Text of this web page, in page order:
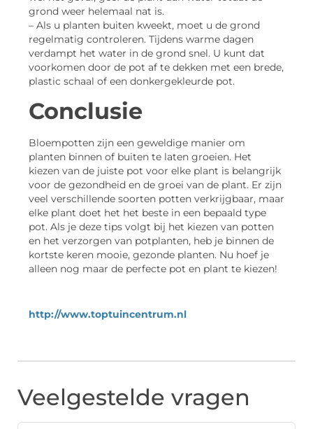
grond weer helemaal nat is.
– Als u planten buiten kweekt, moet u de grond
regelmatig controleren. Tijdens warme dagen
verdampt het water in de grond snel. U kunt dat
voorkomen door de pot af te dekken met een brede,
plastic schaal of een donkergekleurde pot.
Conclusie
Bloempotten zijn een geweldige manier om
planten binnen of buiten te laten groeien. Het
kiezen van de juiste pot voor elke plant is belangrijk
voor de gezondheid en de groei van de plant. Er zijn
veel verschillende soorten potten verkrijgbaar, maar
elke plant doet het het beste in een bepaald type
pot. Als je deze tips volgt bij het kiezen van potten
en het verzorgen van potplanten, heb je binnen de
kortste keren mooie, gezonde planten. Nu hoef je
alleen nog maar de perfecte pot en plant te kiezen!
http://www.toptuincentrum.nl
Veelgestelde vragen